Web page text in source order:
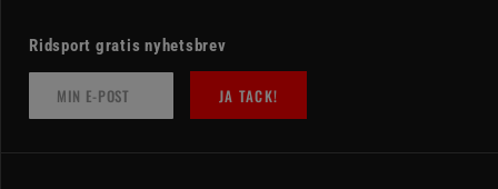
Ridsport gratis nyhetsbrev
JA TACK!